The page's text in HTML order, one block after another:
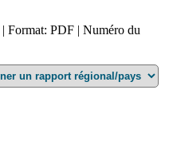
Format: PDF | Numéro du